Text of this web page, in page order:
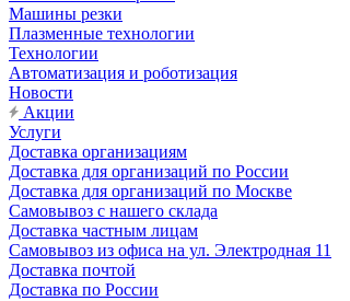
Машины резки
Плазменные технологии
Технологии
Автоматизация и роботизация
Новости
Акции
Услуги
Доставка организациям
Доставка для организаций по России
Доставка для организаций по Москве
Самовывоз с нашего склада
Доставка частным лицам
Самовывоз из офиса на ул. Электродная 11
Доставка почтой
Доставка по России